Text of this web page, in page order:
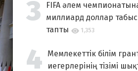
FIFA әлем
миллиард доллар табыс
тапты
1,353
Мемлекеттік білім
иегерлерінің тізімі